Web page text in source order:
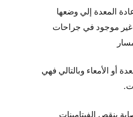
المعدة إلي وضعها
غير موجود في جراحات
أو الأمعاء وبالتالي فهي
بنقص الفيتامينات